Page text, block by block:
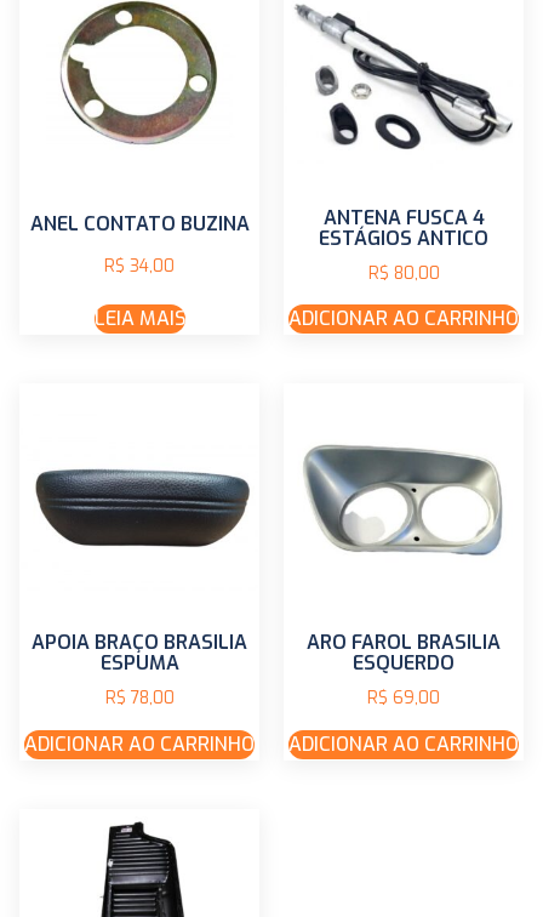
ANEL CONTATO BUZINA
R$ 34,00
LEIA MAIS
ANTENA FUSCA 4
ESTÁGIOS ANTICO
R$ 80,00
ADICIONAR AO CARRINHO
APOIA BRAÇO BRASILIA
ESPUMA
R$ 78,00
ADICIONAR AO CARRINHO
ARO FAROL BRASILIA
ESQUERDO
R$ 69,00
ADICIONAR AO CARRINHO